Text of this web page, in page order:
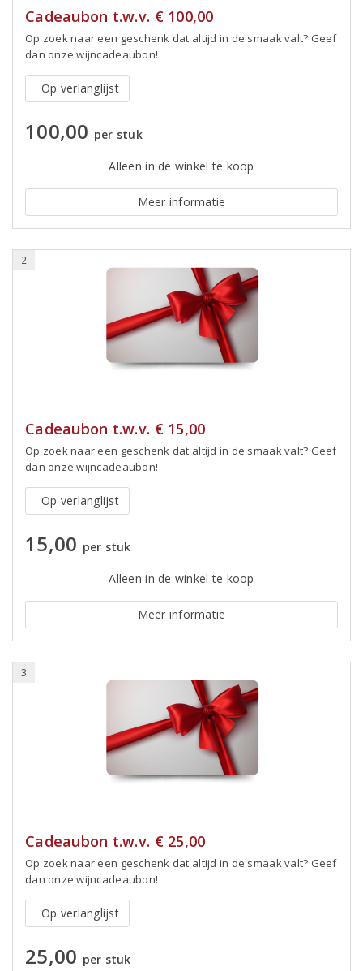
Cadeaubon t.w.v. € 100,00
Op zoek naar een geschenk dat altijd in de smaak valt? Geef
dan onze wijncadeaubon!
Op verlanglijst
100,00 per stuk
Alleen in de winkel te koop
Meer informatie
2
Cadeaubon t.w.v. € 15,00
Op zoek naar een geschenk dat altijd in de smaak valt? Geef
dan onze wijncadeaubon!
Op verlanglijst
15,00 per stuk
Alleen in de winkel te koop
Meer informatie
3
Cadeaubon t.w.v. € 25,00
Op zoek naar een geschenk dat altijd in de smaak valt? Geef
dan onze wijncadeaubon!
Op verlanglijst
25,00 per stuk